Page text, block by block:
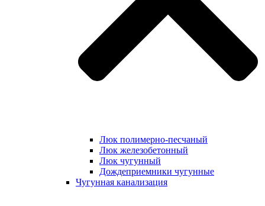
Люк полимерно-песчаный
Люк железобетонный
Люк чугунный
Дождеприемники чугунные
Чугунная канализация